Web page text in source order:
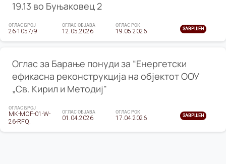
19.13 во Буњаковец 2
ОГЛАС БРОЈ
26-1057/9
ОГЛАС ОБЈАВА
12.05.2026
ОГЛАС РОК
19.05.2026 ЗАВРШЕН
Оглас за Барање понуди за “Енергетски
ефикасна реконструкција на објектот ООУ
„Св. Кирил и Методиј"
ОГЛАС БРОЈ
MK-MOF-01-W-
26-RFQ.
ОГЛАС ОБЈАВА
01.04.2026
ОГЛАС РОК
17.04.2026 ЗАВРШЕН